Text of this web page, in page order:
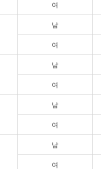
여
남
여
남
여
남
여
남
여